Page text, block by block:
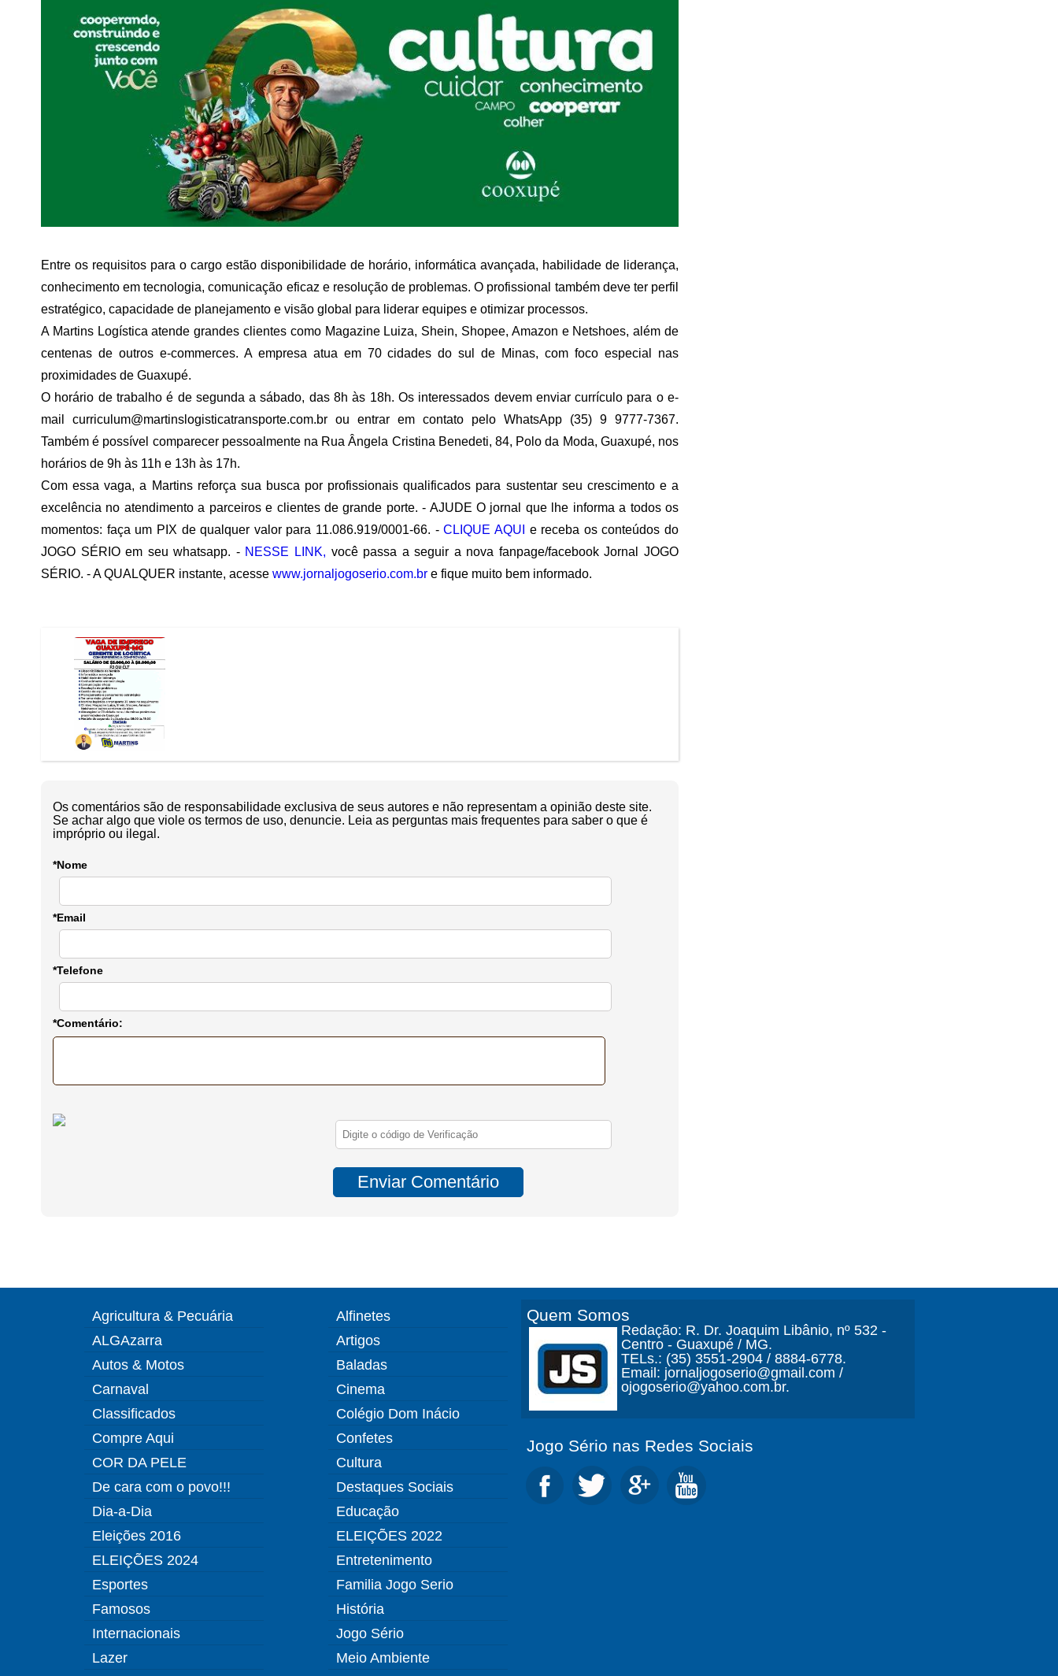
Entre os requisitos para o cargo estão disponibilidade de horário, informática avançada, habilidade de liderança,
conhecimento em tecnologia,comunicação eficaz e resolução de problemas. O profissional também deve ter perfil
estratégico, capacidade de planejamento e visão global para liderar equipes e otimizar processos.
A Martins Logística atende grandes clientes como Magazine Luiza, Shein, Shopee, Amazon e Netshoes, além de
centenas de outros e-commerces. A empresa atua em 70 cidades do sul de Minas, com foco especial nas
proximidades de Guaxupé.
O horário de trabalho é de segunda a sábado, das 8h às 18h. Os interessados devem enviar currículo para o e-
mail curriculum@martinslogisticatransporte.com.br ou entrar em contato pelo WhatsApp (35) 9 9777-7367.
Também é possível comparecer pessoalmente na Rua Ângela Cristina Benedeti, 84, Polo da Moda, Guaxupé, nos
horários de 9h às 11h e 13h às 17h.
Com essa vaga, a Martins reforça sua busca por profissionais qualificados para sustentar seu crescimento e a
excelência no atendimento a parceiros e clientes de grande porte. - AJUDE O jornal que lhe informa a todos os
momentos: faça um PIX de qualquer valor para 11.086.919/0001-66. -CLIQUE AQUI
e receba os conteúdos do
JOGO SÉRIO em seu whatsapp. - NESSE LINK, você passa a seguir a nova fanpage/facebook Jornal JOGO
SÉRIO. - A QUALQUER instante, acesse www.jornaljogoserio.com.br e fique muito bem informado.
Os comentários são de responsabilidade exclusiva de seus autores e não representam a opinião deste site.
Se achar algo que viole os termos de uso, denuncie. Leia as perguntas mais frequentes para saber o que é
impróprio ou ilegal.
*Nome
*Email
*Telefone
*Comentário:
Agricultura & Pecuária
ALGAzarra
Autos & Motos
Carnaval
Classificados
Compre Aqui
COR DA PELE
De cara com o povo!!!
Dia-a-Dia
Eleições 2016
ELEIÇÕES 2024
Esportes
Famosos
Internacionais
Lazer
Alfinetes
Artigos
Baladas
Cinema
Colégio Dom Inácio
Confetes
Cultura
Destaques Sociais
Educação
ELEIÇÕES 2022
Entretenimento
Familia Jogo Serio
História
Jogo Sério
Meio Ambiente
Quem Somos
Redação: R. Dr. Joaquim Libânio, nº 532 -
Centro - Guaxupé / MG.
TELs.: (35) 3551-2904 / 8884-6778.
Email: jornaljogoserio@gmail.com /
ojogoserio@yahoo.com.br.
Jogo Sério nas Redes Sociais